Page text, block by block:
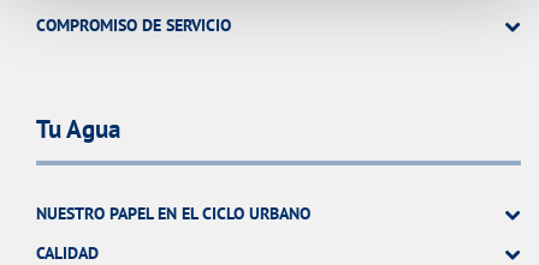
COMPROMISO DE SERVICIO
Tu Agua
NUESTRO PAPEL EN EL CICLO URBANO
CALIDAD